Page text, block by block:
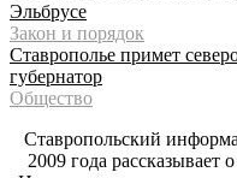
Эльбрусе
Закон и порядок
Ставрополье примет
губернатор
Общество
Ставропольский
2009 года рассказывает